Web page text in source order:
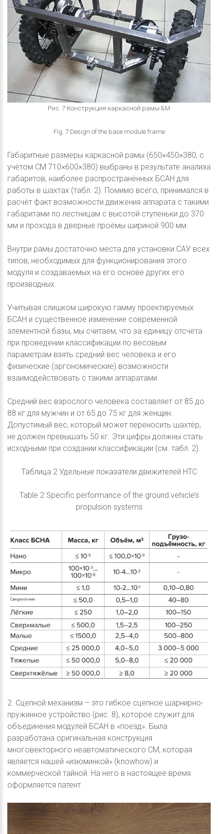
Рис. 7 Конструкция каркасной рамы БМ
Fig. 7 Design of the base module frame
Габаритные размеры каркасной рамы (650×450×380, с
учётом СМ 710×600×380) выбраны в результате анализа
габаритов, наиболее распространённых БСАН для
работы в шахтах (табл. 2). Помимо всего, принимался в
расчёт факт возможности движения аппарата с такими
габаритами по лестницам с высотой ступеньки до 370
мм и прохода в дверные проёмы шириной 900 мм.
Внутри рамы достаточно места для установки САУ всех
типов, необходимых для функционирования этого
модуля и создаваемых на его основе других его
производных.
Учитывая слишком широкую гамму проектируемых
БСАН и существенное изменение современной
элементной базы, мы считаем, что за единицу отсчёта
при проведении классификации по весовым
параметрам взять средний вес человека и его
физические (эргономические) возможности
взаимодействовать с такими аппаратами.
Средний вес взрослого человека составляет от 85 до
88 кг для мужчин и от 65 до 75 кг для женщин.
Допустимый вес, который может переносить шахтёр,
не должен превышать 50 кг. Эти цифры должны стать
исходными при создании классификации (см. табл. 2).
Таблица 2 Удельные показатели движителей НТС
Table 2 Specific performance of the ground vehicle’s
propulsion systems
2. Сцепной механизм – это гибкое сцепное шарнирно-
пружинное устройство (рис. 8), которое служит для
объединения модулей БСАН в «поезд». Была
разработана оригинальная конструкция
многовекторного неавтоматического СМ, которая
является нашей «изюминкой» (knowhow) и
коммерческой тайной. На него в настоящее время
оформляется патент.